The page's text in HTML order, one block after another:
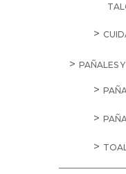
PAÑALES